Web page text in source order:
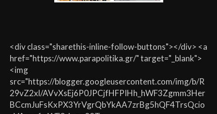
<div class="sharethis-inline-follow-buttons"></div> <a
href="https://www.parapolitika.gr/" target="_blank">
<img
src="https://blogger.googleusercontent.com/img/b/R
29vZ2xl/AVvXsEj6P0JPCjfHFPIHh_hWF3Zgmm3Her
BCcmJuFsKxPX3YrVgrQbYkAA7zrBg5hQF4TrsQcio